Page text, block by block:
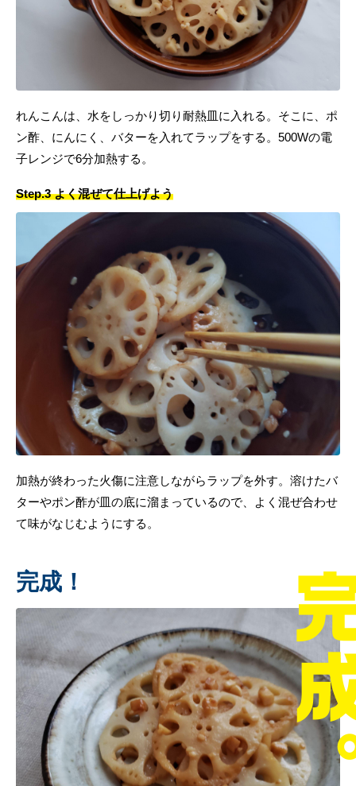
れんこんは、水をしっかり切り耐熱皿に入れる。そこに、ポ
ン酢、にんにく、バターを入れてラップをする。500Wの電
子レンジで6分加熱する。
Step.3 よく混ぜて仕上げよう
加熱が終わった火傷に注意しながらラップを外す。溶けたバ
ターやポン酢が皿の底に溜まっているので、よく混ぜ合わせ
て味がなじむようにする。
完成！